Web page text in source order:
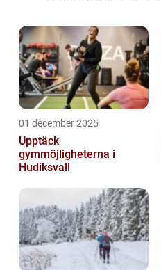
utmanande lopp på
01 december 2025
Upptäck
gymmöjligheterna i
Hudiksvall